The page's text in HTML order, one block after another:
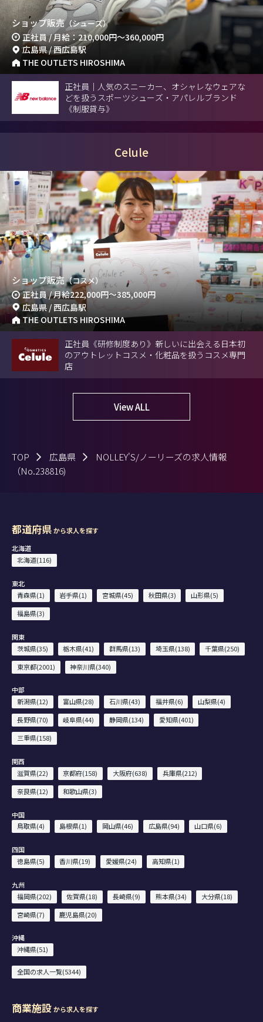
ショップ販売（シューズ）
正社員 / 月給：210,000円～360,000円
広島県 / 西広島駅
THE OUTLETS HIROSHIMA
正社員｜人気のスニーカー、オシャレなウェアな
どを扱うスポーツシューズ・アパレルブランド
《制服貸与》
Celule
ショップ販売（コスメ）
正社員 / 月給222,000円～385,000円
広島県 / 西広島駅
THE OUTLETS HIROSHIMA
正社員《研修制度あり》新しいに出会える日本初
のアウトレットコスメ・化粧品を扱うコスメ専門
店
View ALL
TOP 広島県
NOLLEY'S/ノーリーズの求人情報
（No.238816)
都道府県から求人を探す
北海道
北海道(116)
東北
青森県(1)
岩手県(1) 宮城県(45) 秋田県(3)
山形県(5)
福島県(3)
関東
茨城県(35)
栃木県(41) 群馬県(13) 埼玉県(138)
千葉県(250)
東京都(2001)
神奈川県(340)
中部
新潟県(12)
富山県(28) 石川県(43) 福井県(6)
山梨県(4)
長野県(70)
岐阜県(44) 静岡県(134)
愛知県(401)
三重県(158)
関西
滋賀県(22)
京都府(158) 大阪府(638)
兵庫県(212)
奈良県(12)
和歌山県(3)
中国
鳥取県(4)
島根県(1) 岡山県(46) 広島県(94) 山口県(6)
四国
徳島県(5)
香川県(19) 愛媛県(24) 高知県(1)
九州
福岡県(202)
佐賀県(18) 長崎県(9) 熊本県(34)
大分県(18)
宮崎県(7)
鹿児島県(20)
沖縄
沖縄県(51)
全国の求人一覧(5344)
商業施設から求人を探す